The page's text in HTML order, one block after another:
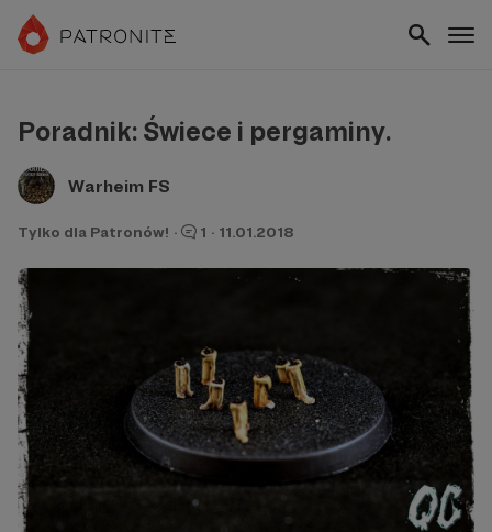
Poradnik: Świece i pergaminy.
Warheim FS
Tylko dla Patronów! · 1 · 11.01.2018